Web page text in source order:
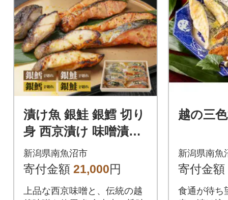
漬け魚 銀鮭 銀鱈 切り
身 西京漬け 味噌漬け
4種 計8切れ 新潟県 南
魚沼市 4
新潟県南魚沼市
寄付金額 21,000円
上品な西京味噌と、伝統の越
越の三
新潟県南魚
寄付金額
食通が待ち